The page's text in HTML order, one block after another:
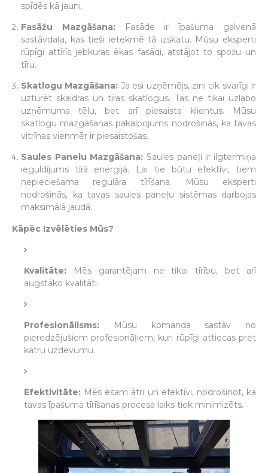
spīdēs kā jauni.
Fasāžu Mazgāšana: Fasāde ir īpašuma galvenā
sastāvdaļa, kas tieši ietekmē tā izskatu. Mūsu eksperti
rūpīgi attīrīs jebkuras ēkas fasādi, atstājot to spožu un
tīru.
Skatlogu Mazgāšana: Ja esi uzņēmējs, zini cik svarīgi ir
uzturēt skaidras un tīras skatlogus. Tas ne tikai uzlabo
uzņēmuma tēlu, bet arī piesaista klientus. Mūsu
skatlogu mazgāšanas pakalpojums nodrošinās, ka tavas
vitrīnas vienmēr ir piesaistošas.
Saules Panelu Mazgāšana: Saules paneļi ir ilgtermiņa
ieguldījums tīrā energijā. Lai tie būtu efektīvi, tiem
nepieciešama regulāra tīrīšana. Mūsu eksperti
nodrošinās, ka tavas saules paneļu sistēmas darbojas
maksimālā jaudā.
Kāpēc Izvēlēties Mūs?
Kvalitāte: Mēs garantējam ne tikai tīrību, bet arī
augstāko kvalitāti.
Profesionālisms: Mūsu komanda sastāv no
pieredzējušiem profesionāļiem, kuri rūpīgi attiecas pret
katru uzdevumu.
Efektivitāte: Mēs esam ātri un efektīvi, nodrošinot, ka
tavas īpašuma tīrīšanas procesa laiks tiek minimizēts.